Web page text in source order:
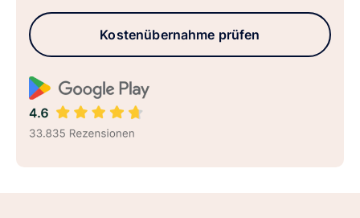
Kostenübernahme prüfen